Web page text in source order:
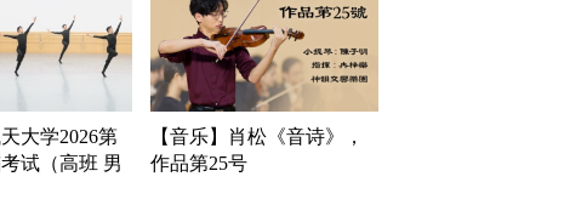
大学2026第
试（高班 男
【音乐】肖松《音诗》，
作品第25号